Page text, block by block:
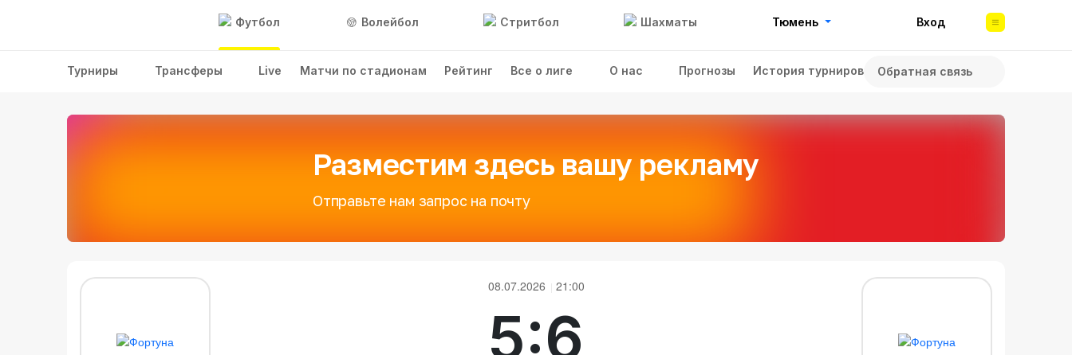
Футбол Волейбол Стритбол Шахматы Тюмень Вход
Турниры Трансферы Live Матчи по стадионам Рейтинг Все о лиге О нас Прогнозы История турниров Обратная связь
Разместим здесь вашу рекламу
Отправьте нам запрос на почту
08.07.2026 21:00
5:6